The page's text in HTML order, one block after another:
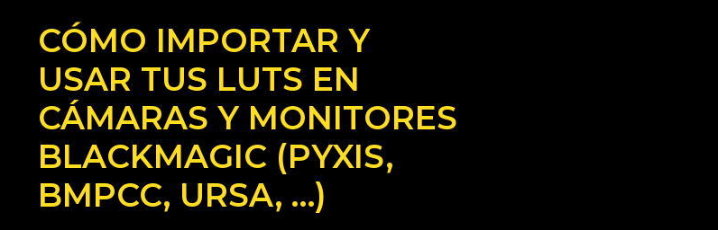
CÓMO IMPORTAR Y
USAR TUS LUTS EN
CÁMARAS Y MONITORES
BLACKMAGIC (PYXIS,
BMPCC, URSA, …)